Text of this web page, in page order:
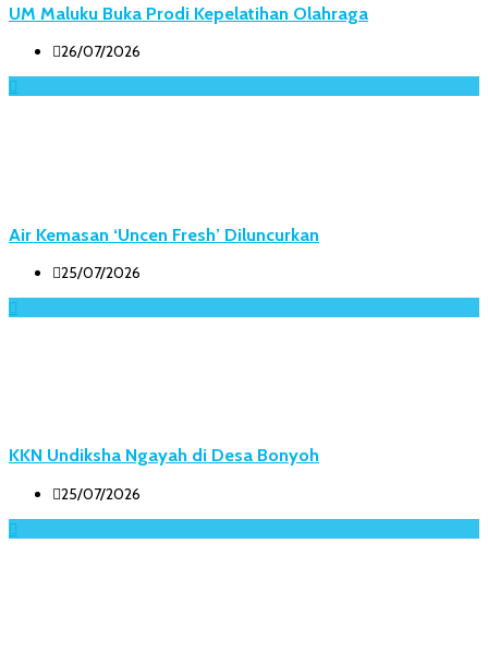
UM Maluku Buka Prodi Kepelatihan Olahraga
26/07/2026
Air Kemasan ‘Uncen Fresh’ Diluncurkan
25/07/2026
KKN Undiksha Ngayah di Desa Bonyoh
25/07/2026